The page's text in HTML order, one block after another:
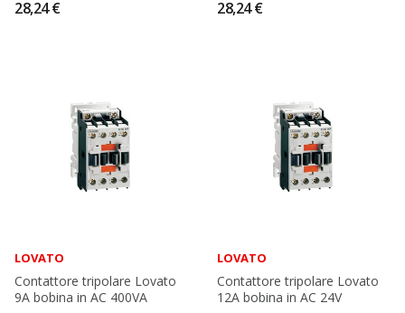
28,24 € 28,24 €
LOVATO
Contattore tripolare Lovato
9A bobina in AC 400VA
LOVATO
Contattore tripolare Lovato
12A bobina in AC 24V